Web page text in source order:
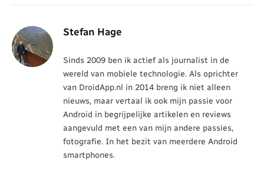
Stefan Hage
Sinds 2009 ben ik actief als journalist in de
wereld van mobiele technologie. Als oprichter
van DroidApp.nl in 2014 breng ik niet alleen
nieuws, maar vertaal ik ook mijn passie voor
Android in begrijpelijke artikelen en reviews
aangevuld met een van mijn andere passies,
fotografie. In het bezit van meerdere Android
smartphones.